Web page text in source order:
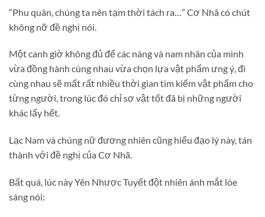
“Phu quân, chúng ta nên tạm thời tách ra…” Cơ Nhã có chút
không nỡ đề nghị nói.
Một canh giờ không đủ để các nàng và nam nhân của mình
vừa đồng hành cùng nhau vừa chọn lựa vật phẩm ưng ý, đi
cùng nhau sẽ mất rất nhiều thời gian tìm kiếm vật phẩm cho
từng người, trong lúc đó chỉ sợ vật tốt đã bị những người
khác lấy hết.
Lạc Nam và chúng nữ đương nhiên cũng hiểu đạo lý này, tán
thành với đề nghị của Cơ Nhã.
Bất quá, lúc này Yên Nhược Tuyết đột nhiên ánh mắt lóe
sáng nói: